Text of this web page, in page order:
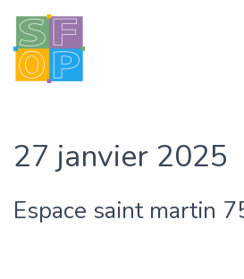
27 janvier 2025
Espace saint martin